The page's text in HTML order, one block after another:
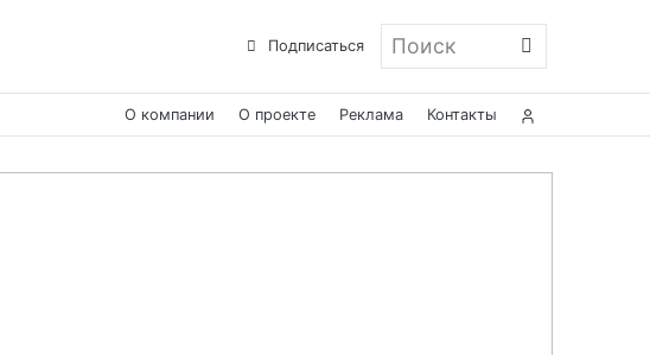
Подписаться Поиск
О компании О проекте Реклама Контакты